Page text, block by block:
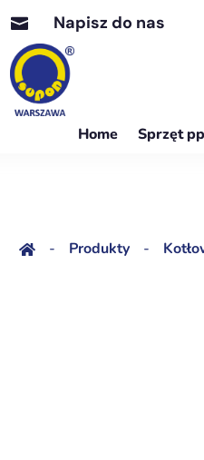
 Napisz do nas
Home Sprzęt
 - Produkty -